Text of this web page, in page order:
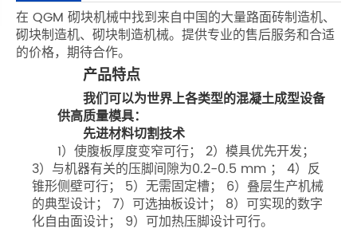
在 QGM 砌块机械中找到来自中国的大量路面砖制造机、
砌块制造机、砌块制造机械。提供专业的售后服务和合适
的价格，期待合作。
产品特点
我们可以为世界上各类型的混凝土成型设备提
供高质量模具：
先进材料切割技术
1）使腹板厚度变窄可行； 2）模具优先开发；
3）与机器有关的压脚间隙为0.2-0.5 mm ； 4）反
锥形侧壁可行； 5）无需固定槽； 6）叠层生产机械
的典型设计； 7）可选抽板设计； 8）可实现的数字
化自由面设计； 9）可加热压脚设计可行。